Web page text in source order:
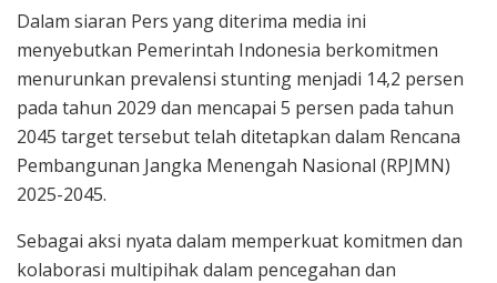
Dalam siaran Pers yang diterima media ini
menyebutkan Pemerintah Indonesia berkomitmen
menurunkan prevalensi stunting menjadi 14,2 persen
pada tahun 2029 dan mencapai 5 persen pada tahun
2045 target tersebut telah ditetapkan dalam Rencana
Pembangunan Jangka Menengah Nasional (RPJMN)
2025-2045.
Sebagai aksi nyata dalam memperkuat komitmen dan
kolaborasi multipihak dalam pencegahan dan